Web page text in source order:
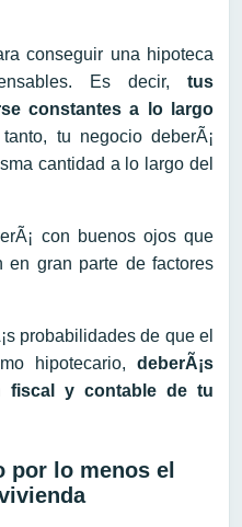
conseguir una hipoteca
Es decir, tus
constantes a lo largo
tu negocio deberÃ¡
cantidad a lo largo del
con buenos ojos que
en gran parte de factores
probabilidades de que el
hipotecario, deberÃ¡s
fiscal y contable de tu
por lo menos el